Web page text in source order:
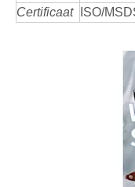
Certificaat
ISO/